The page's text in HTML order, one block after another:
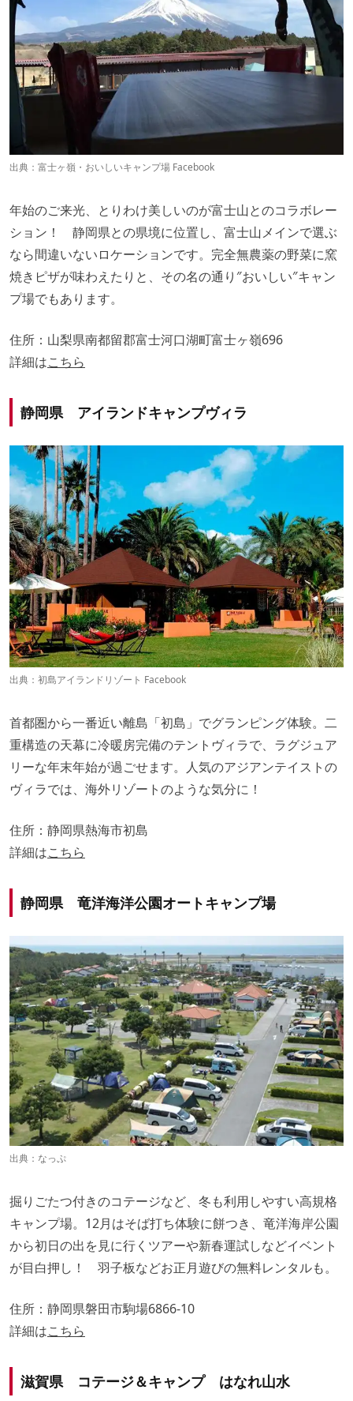
出典： 富士ヶ嶺・おいしいキャンプ場 Facebook
年始のご来光、とりわけ美しいのが富士山とのコラボレー
ション！ 静岡県との県境に位置し、富士山メインで選ぶ
なら間違いないロケーションです。完全無農薬の野菜に窯
焼きピザが味わえたりと、その名の通り″おいしい″キャン
プ場でもあります。
住所：山梨県南都留郡富士河口湖町富士ヶ嶺696
詳細はこちら
静岡県 アイランドキャンプヴィラ
出典： 初島アイランドリゾート Facebook
首都圏から一番近い離島「初島」でグランピング体験。二
重構造の天幕に冷暖房完備のテントヴィラで、ラグジュア
リーな年末年始が過ごせます。人気のアジアンテイストの
ヴィラでは、海外リゾートのような気分に！
住所：静岡県熱海市初島
詳細はこちら
静岡県 竜洋海洋公園オートキャンプ場
出典： なっぷ
掘りごたつ付きのコテージなど、冬も利用しやすい高規格
キャンプ場。12月はそば打ち体験に餅つき、竜洋海岸公園
から初日の出を見に行くツアーや新春運試しなどイベント
が目白押し！ 羽子板などお正月遊びの無料レンタルも。
住所：静岡県磐田市駒場6866-10
詳細はこちら
滋賀県 コテージ＆キャンプ はなれ山水